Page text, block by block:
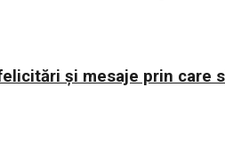
și mesaje prin care